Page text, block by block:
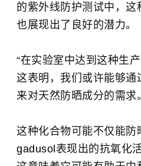
的紫外线防护测试中，这
也展现出了良好的潜力。
“在实验室中达到这种生
这表明，我们或许能够通
来对天然防晒成分的需求
这种化合物可能不仅能防
gadusol表现出的抗氧化